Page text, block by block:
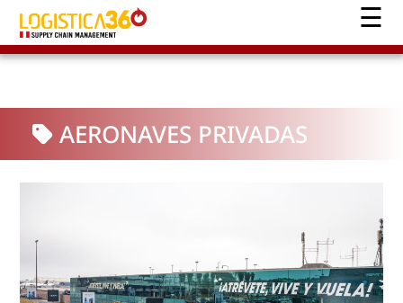
AERONAVES PRIVADAS